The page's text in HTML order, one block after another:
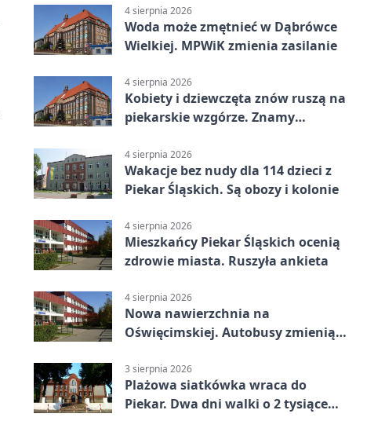
4 sierpnia 2026
Woda może zmętnieć w Dąbrówce
Wielkiej. MPWiK zmienia zasilanie
4 sierpnia 2026
Kobiety i dziewczęta znów ruszą na
piekarskie wzgórze. Znamy
4 sierpnia 2026
Wakacje bez nudy dla 114 dzieci z
Piekar Śląskich. Są obozy i kolonie
4 sierpnia 2026
Mieszkańcy Piekar Śląskich ocenią
zdrowie miasta. Ruszyła ankieta
4 sierpnia 2026
Nowa nawierzchnia na
Oświęcimskiej. Autobusy zmienią
3 sierpnia 2026
Plażowa siatkówka wraca do
Piekar. Dwa dni walki o 2 tysiące